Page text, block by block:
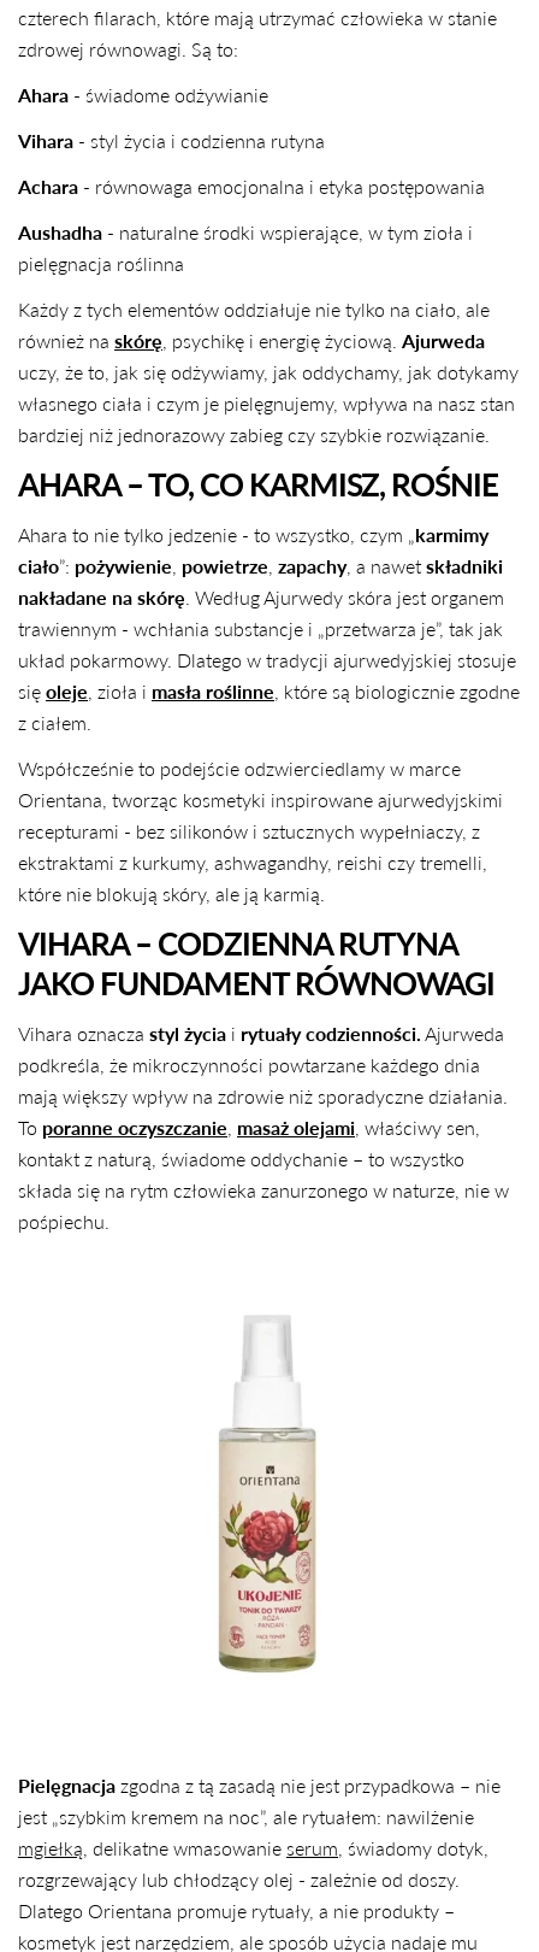
czterech filarach, które mają utrzymać człowieka w stanie
zdrowej równowagi. Są to:
Ahara - świadome odżywianie
Vihara - styl życia i codzienna rutyna
Achara - równowaga emocjonalna i etyka postępowania
Aushadha - naturalne środki wspierające, w tym zioła i
pielęgnacja roślinna
Każdy z tych elementów oddziałuje nie tylko na ciało, ale
również na skórę , psychikę i energię życiową. Ajurweda
uczy, że to, jak się odżywiamy, jak oddychamy, jak dotykamy
własnego ciała i czym je pielęgnujemy, wpływa na nasz stan
bardziej niż jednorazowy zabieg czy szybkie rozwiązanie.
AHARA – TO, CO KARMISZ, ROŚNIE
Ahara to nie tylko jedzenie - to wszystko, czym „ karmimy
ciało”: pożywienie powietrze zapachy, a nawet składniki
nakładane na skórę . Według Ajurwedy skóra jest organem
trawiennym - wchłania substancje i „przetwarza je”, tak jak
układ pokarmowy. Dlatego w tradycji ajurwedyjskiej stosuje
się oleje , zioła i masła roślinne , które są biologicznie zgodne
z ciałem.
Współcześnie to podejście odzwierciedlamy w marce
Orientana, tworząc kosmetyki inspirowane ajurwedyjskimi
recepturami - bez silikonów i sztucznych wypełniaczy, z
ekstraktami z kurkumy, ashwagandhy, reishi czy tremelli,
które nie blokują skóry, ale ją karmią.
VIHARA – CODZIENNA RUTYNA
JAKO FUNDAMENT RÓWNOWAGI
Vihara oznacza styl życia i rytuały codzienności. Ajurweda
podkreśla, że mikroczynności powtarzane każdego dnia
mają większy wpływ na zdrowie niż sporadyczne działania.
To poranne oczyszczanie masaż olejami , właściwy sen,
kontakt z naturą, świadome oddychanie – to wszystko
składa się na rytm człowieka zanurzonego w naturze, nie w
pośpiechu.
Pielęgnacja zgodna z tą zasadą nie jest przypadkowa – nie
jest „szybkim kremem na noc”, ale rytuałem: nawilżenie
mgiełką , delikatne wmasowanie serum , świadomy dotyk,
rozgrzewający lub chłodzący olej - zależnie od doszy.
Dlatego Orientana promuje rytuały, a nie produkty –
kosmetyk jest narzędziem, ale sposób użycia nadaje mu